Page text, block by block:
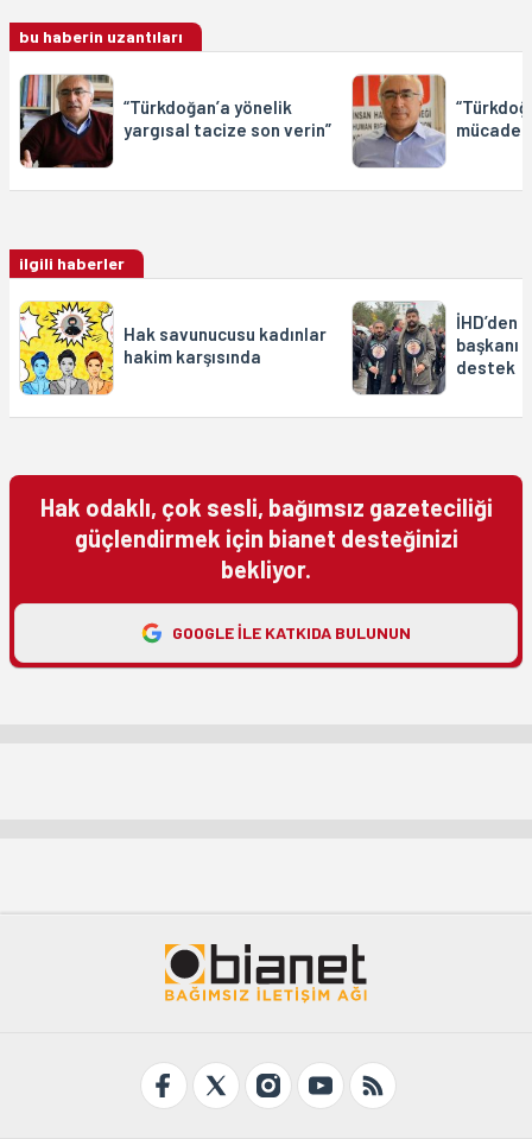
bu haberin uzantıları
“Türkdoğan’a yönelik
yargısal tacize son verin”
ilgili haberler
Hak savunucusu kadınlar
hakim karşısında
İHD’den
başkanı
destek
Hak odaklı, çok sesli, bağımsız gazeteciliği
güçlendirmek için bianet desteğinizi
bekliyor.
GOOGLE ILE KATKIDA BULUNUN